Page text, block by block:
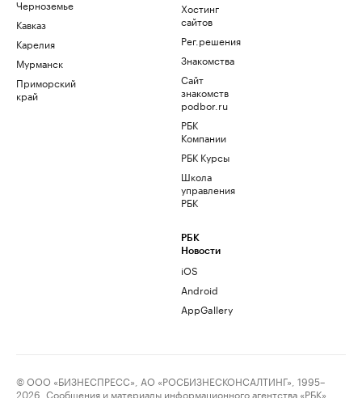
Черноземье
Кавказ
Карелия
Мурманск
Приморский
край
Хостинг
сайтов
Рег.решения
Знакомства
Сайт
знакомств
podbor.ru
РБК
Компании
РБК Курсы
Школа
управления
РБК
РБК
Новости
iOS
Android
AppGallery
© ООО «БИЗНЕСПРЕСС», АО «РОСБИЗНЕСКОНСАЛТИНГ», 1995–
2026. Сообщения и материалы информационного агентства «РБК»